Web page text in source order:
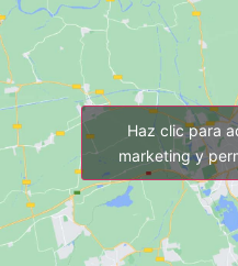
Haz clic para
marketing y